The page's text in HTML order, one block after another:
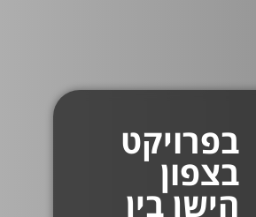
בפרויקט
בצפון
הישן בין